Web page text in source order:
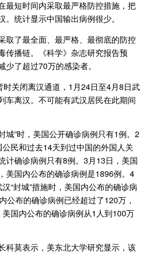
短时间内采取最严格防控措施，把
统计显示中国输出病例很少。
了最全面、最严格、最彻底的防控
传播链。《科学》杂志研究报告预
了超过70万的感染者。
闭离汉通道，1月24日至4月8日武
车离汉。不可能有武汉居民在此期间
”时，美国公开确诊病例只有1例。2
民和过去14天到过中国的外国人关
计确诊病例只有8例。3月13日，美国
美国内公布的确诊病例是1896例。4
“封城”措施时，美国内公布的确诊病
公布的确诊病例已经超过了120万，
国内公布的确诊病例从1人到100万
莫表示，美东北大学研究显示，该